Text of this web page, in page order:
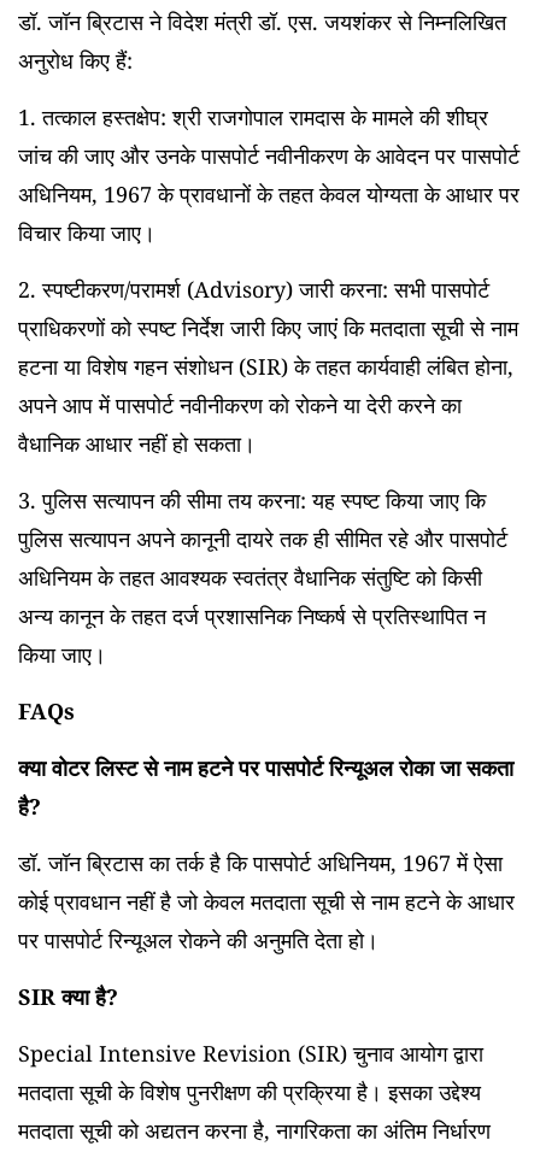
डॉ. जॉन ब्रिटास ने विदेश मंत्री डॉ. एस. जयशंकर से निम्नलिखित
अनुरोध किए हैं:
1. तत्काल हस्तक्षेप: श्री राजगोपाल रामदास के मामले की शीघ्र
जांच की जाए और उनके पासपोर्ट नवीनीकरण के आवेदन पर पासपोर्ट
अधिनियम, 1967 के प्रावधानों के तहत केवल योग्यता के आधार पर
विचार किया जाए।
2. स्पष्टीकरण/परामर्श (Advisory) जारी करना: सभी पासपोर्ट
प्राधिकरणों को स्पष्ट निर्देश जारी किए जाएं कि मतदाता सूची से नाम
हटना या विशेष गहन संशोधन (SIR) के तहत कार्यवाही लंबित होना,
अपने आप में पासपोर्ट नवीनीकरण को रोकने या देरी करने का
वैधानिक आधार नहीं हो सकता।
3. पुलिस सत्यापन की सीमा तय करना: यह स्पष्ट किया जाए कि
पुलिस सत्यापन अपने कानूनी दायरे तक ही सीमित रहे और पासपोर्ट
अधिनियम के तहत आवश्यक स्वतंत्र वैधानिक संतुष्टि को किसी
अन्य कानून के तहत दर्ज प्रशासनिक निष्कर्ष से प्रतिस्थापित न
किया जाए।
FAQs
क्या वोटर लिस्ट से नाम हटने पर पासपोर्ट रिन्यूअल रोका जा सकता
है?
डॉ. जॉन ब्रिटास का तर्क है कि पासपोर्ट अधिनियम, 1967 में ऐसा
कोई प्रावधान नहीं है जो केवल मतदाता सूची से नाम हटने के आधार
पर पासपोर्ट रिन्यूअल रोकने की अनुमति देता हो।
SIR क्या है?
Special Intensive Revision (SIR) चुनाव आयोग द्वारा
मतदाता सूची के विशेष पुनरीक्षण की प्रक्रिया है। इसका उद्देश्य
मतदाता सूची को अद्यतन करना है, नागरिकता का अंतिम निर्धारण